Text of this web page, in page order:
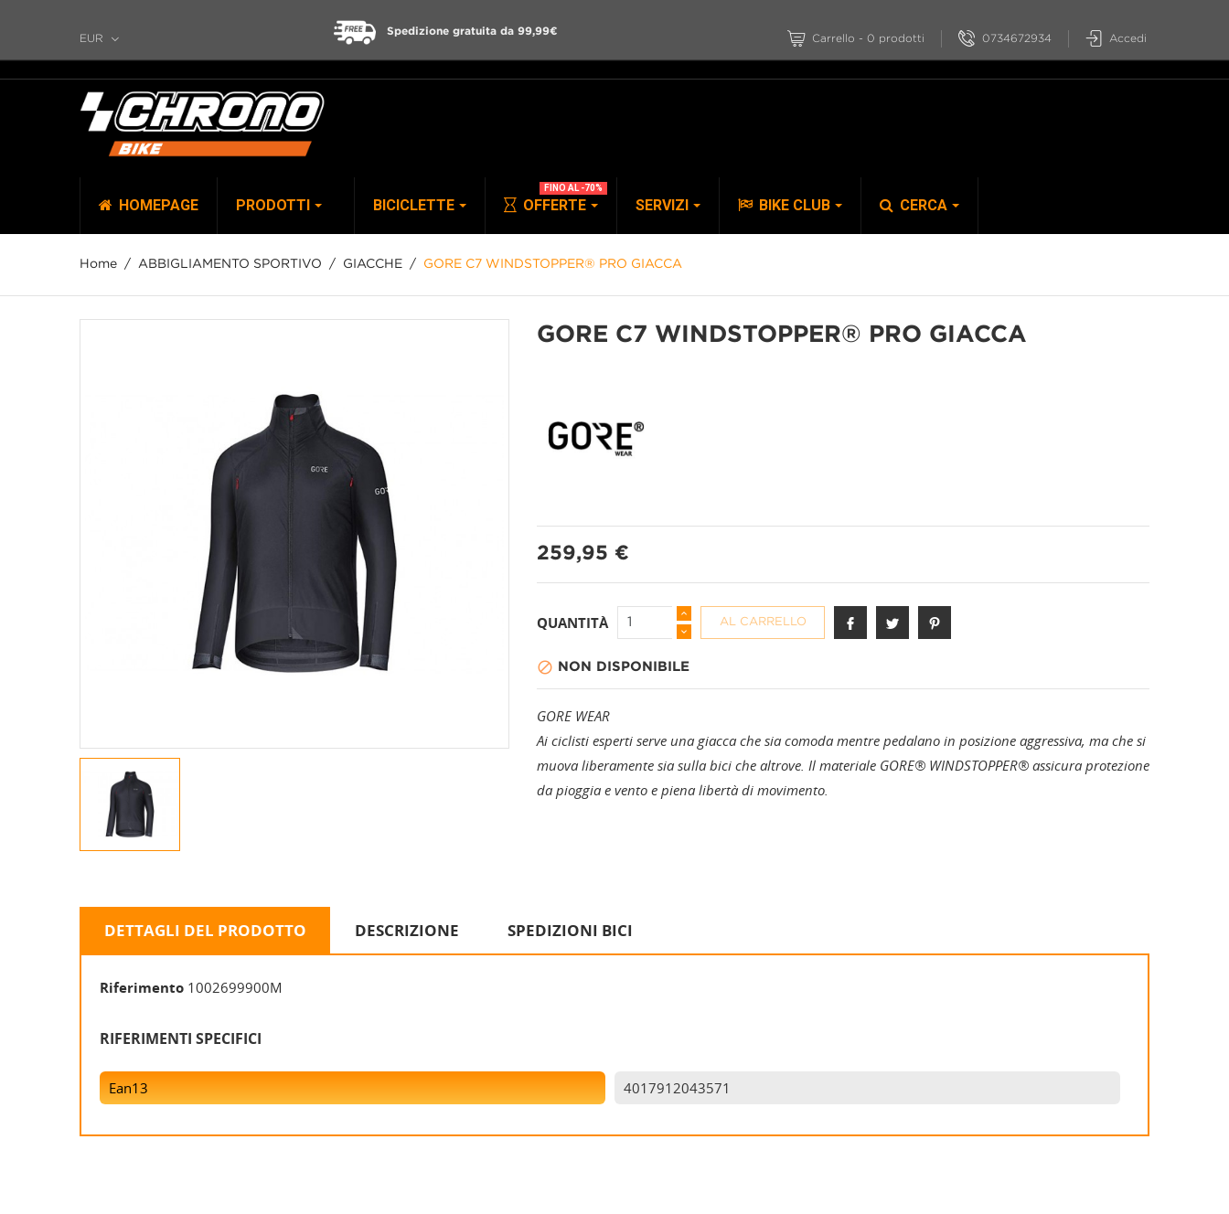
EUR
Spedizione gratuita da 99,99€
Carrello - 0 prodotti 0734672934 Accedi
HOMEPAGE PRODOTTI
TOP
MAGLIE A M. CORTE
MAGLIE A M. LUNGHE
MAGLIE SMANICATE
PANTALONI
PANTALONI LUNGHI COPRISCARPE
MANICOTTI
BICICLETTE OFFERTE
FINO AL -70%
SERVIZI BIKE CLUB CERCA
Home ABBIGLIAMENTO SPORTIVO GIACCHE GORE C7 WINDSTOPPER® PRO GIACCA
GORE C7 WINDSTOPPER® PRO GIACCA
259,95 €
QUANTITÀ AL CARRELLO
 NON DISPONIBILE
GORE WEAR
Ai ciclisti esperti serve una giacca che sia comoda mentre pedalano in posizione aggressiva, ma che si
muova liberamente sia sulla bici che altrove. Il materiale GORE® WINDSTOPPER® assicura protezione
da pioggia e vento e piena libertà di movimento.
DETTAGLI DEL PRODOTTO DESCRIZIONE SPEDIZIONI BICI
Riferimento 1002699900M
RIFERIMENTI SPECIFICI
Ean13 4017912043571